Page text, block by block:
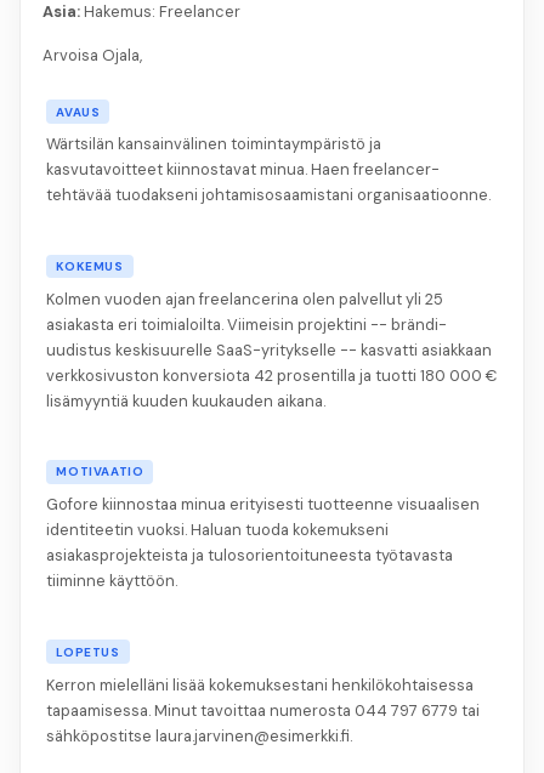
Asia: Hakemus: Freelancer
Arvoisa Ojala,
AVAUS
Wärtsilän kansainvälinen toimintaympäristö ja
kasvutavoitteet kiinnostavat minua. Haen freelancer-
tehtävää tuodakseni johtamisosaamistani organisaatioonne.
KOKEMUS
Kolmen vuoden ajan freelancerina olen palvellut yli 25
asiakasta eri toimialoilta. Viimeisin projektini -- brändi-
uudistus keskisuurelle SaaS-yritykselle -- kasvatti asiakkaan
verkkosivuston konversiota 42 prosentilla ja tuotti 180 000 €
lisämyyntiä kuuden kuukauden aikana.
MOTIVAATIO
Gofore kiinnostaa minua erityisesti tuotteenne visuaalisen
identiteetin vuoksi. Haluan tuoda kokemukseni
asiakasprojekteista ja tulosorientoituneesta työtavasta
tiiminne käyttöön.
LOPETUS
Kerron mielelläni lisää kokemuksestani henkilökohtaisessa
tapaamisessa. Minut tavoittaa numerosta 044 797 6779 tai
sähköpostitse laura.jarvinen@esimerkki.fi.